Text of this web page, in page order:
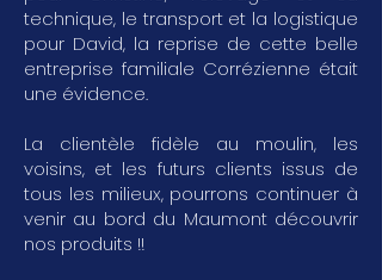
technique, le transport et la logistique
pour David, la reprise de cette belle
entreprise familiale Corrézienne était
une évidence.
La clientèle fidèle au moulin, les
voisins, et les futurs clients issus de
tous les milieux, pourrons continuer à
venir au bord du Maumont découvrir
nos produits !!